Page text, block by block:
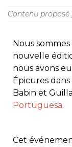
Contenu
Nous
nouvelle
nous avons
Épicures
Babin et
Portuguesa.
Cet